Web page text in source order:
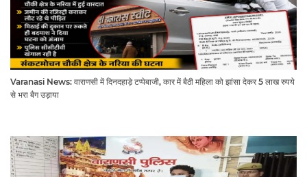
Varanasi News: वाराणसी में दिनदहाड़े टप्पेबाजी, कार में बैठी महिला को झांसा देकर 5 लाख रुपये
से भरा बैग उड़ाया